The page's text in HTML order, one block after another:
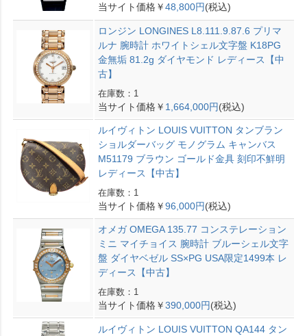
当サイト価格￥48,800円(税込)
ロンジン LONGINES L8.111.9.87.6 プリマ
ルナ 腕時計 ホワイトシェル文字盤 K18PG
金無垢 81.2g ダイヤモンド レディース【中
古】
在庫数：1
当サイト価格￥ 1,664,000円(税込)
ルイヴィトン LOUIS VUITTON タンブラン
ショルダーバッグ モノグラム キャンバス
M51179 ブラウン ゴールド金具 刻印不鮮明
レディース【中古】
在庫数：1
当サイト価格￥96,000円(税込)
オメガ OMEGA 135.77 コンステレーション
ミニ マイチョイス 腕時計 ブルーシェル文字
盤 ダイヤベゼル SS×PG USA限定1499本 レ
ディース【中古】
在庫数：1
当サイト価格￥390,000円(税込)
ルイヴィトン LOUIS VUITTON QA144 タン